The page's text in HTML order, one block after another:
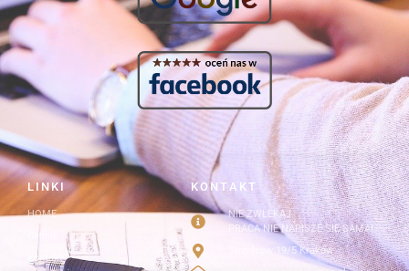
KONTAKT
NIE ZWLEKAJ
PRACA NIE NAPISZE SIĘ SAMA!
Strzelców 19/5 Kraków
LINKI
HOME
Kontakt